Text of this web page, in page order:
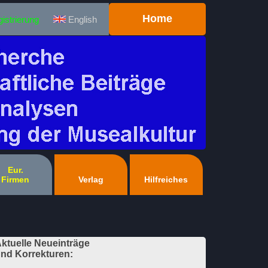
English Home
Eur.
Firmen
Verlag Hilfreiches
Neueinträge
Korrekturen: